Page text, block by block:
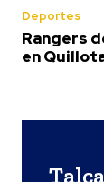
Deportes
Rangers
en